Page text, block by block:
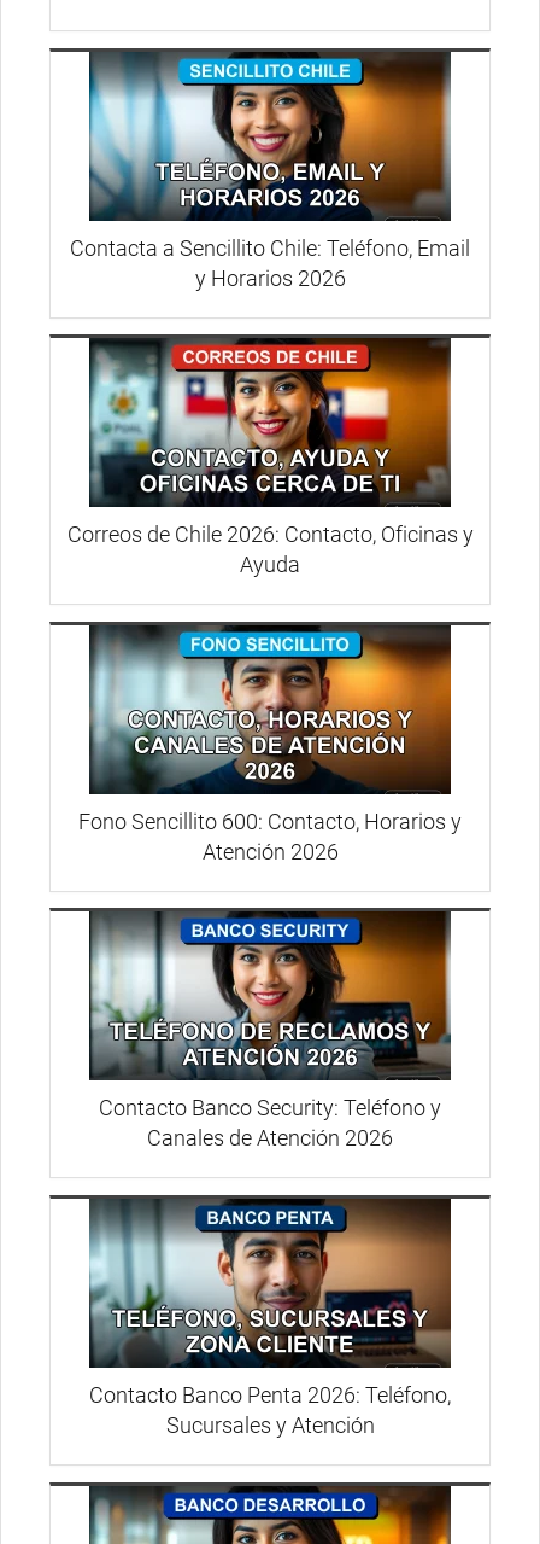
Contacta a Sencillito Chile: Teléfono, Email
y Horarios 2026
Correos de Chile 2026: Contacto, Oficinas y
Ayuda
Fono Sencillito 600: Contacto, Horarios y
Atención 2026
Contacto Banco Security: Teléfono y
Canales de Atención 2026
Contacto Banco Penta 2026: Teléfono,
Sucursales y Atención